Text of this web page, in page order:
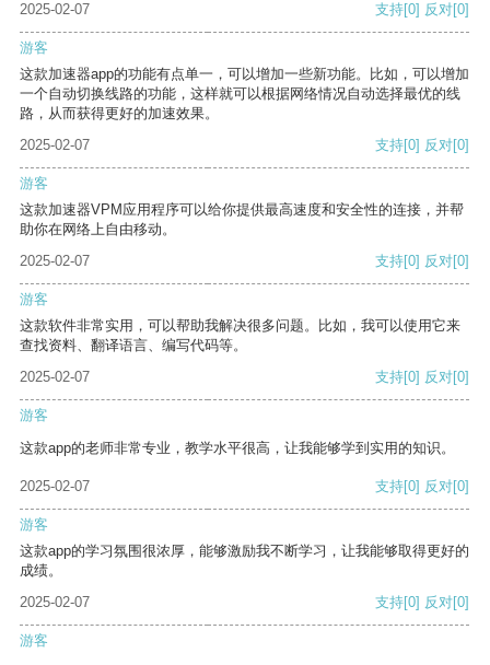
2025-02-07 支持[0] 反对[0]
游客
这款加速器app的功能有点单一，可以增加一些新功能。比如，可以增加
一个自动切换线路的功能，这样就可以根据网络情况自动选择最优的线
路，从而获得更好的加速效果。
2025-02-07
支持[0] 反对[0]
游客
这款加速器VPM应用程序可以给你提供最高速度和安全性的连接，并帮
助你在网络上自由移动。
2025-02-07
支持[0] 反对[0]
游客
这款软件非常实用，可以帮助我解决很多问题。比如，我可以使用它来
查找资料、翻译语言、编写代码等。
2025-02-07
支持[0] 反对[0]
游客
这款app的老师非常专业，教学水平很高，让我能够学到实用的知识。
2025-02-07 支持[0] 反对[0]
游客
这款app的学习氛围很浓厚，能够激励我不断学习，让我能够取得更好的
成绩。
2025-02-07
支持[0] 反对[0]
游客